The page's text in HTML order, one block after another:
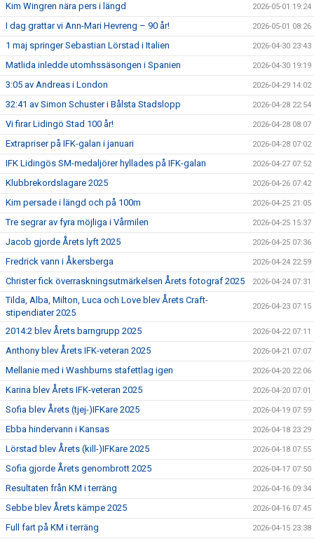
Kim Wingren nära pers i längd 2026-05-01 19:24
I dag grattar vi Ann-Mari Hevreng – 90 år! 2026-05-01 08:26
1 maj springer Sebastian Lörstad i Italien 2026-04-30 23:43
Matlida inledde utomhssäsongen i Spanien 2026-04-30 19:19
3:05 av Andreas i London 2026-04-29 14:02
32:41 av Simon Schuster i Bålsta Stadslopp 2026-04-28 22:54
Vi firar Lidingö Stad 100 år! 2026-04-28 08:07
Extrapriser på IFK-galan i januari 2026-04-28 07:02
IFK Lidingös SM-medaljörer hyllades på IFK-galan 2026-04-27 07:52
Klubbrekordslagare 2025 2026-04-26 07:42
Kim persade i längd och på 100m 2026-04-25 21:05
Tre segrar av fyra möjliga i Vårmilen 2026-04-25 15:37
Jacob gjorde Årets lyft 2025 2026-04-25 07:36
Fredrick vann i Åkersberga 2026-04-24 22:59
Christer fick överraskningsutmärkelsen Årets fotograf 2025 2026-04-24 07:31
Tilda, Alba, Milton, Luca och Love blev Årets Craft-
stipendiater 2025
2026-04-23 07:15
2014:2 blev Årets barngrupp 2025 2026-04-22 07:11
Anthony blev Årets IFK-veteran 2025 2026-04-21 07:07
Mellanie med i Washburns stafettlag igen 2026-04-20 22:06
Karina blev Årets IFK-veteran 2025 2026-04-20 07:01
Sofia blev Årets (tjej-)IFKare 2025 2026-04-19 07:59
Ebba hindervann i Kansas 2026-04-18 23:29
Lörstad blev Årets (kill-)IFKare 2025 2026-04-18 07:55
Sofia gjorde Årets genombrott 2025 2026-04-17 07:50
Resultaten från KM i terräng 2026-04-16 09:34
Sebbe blev Årets kämpe 2025 2026-04-16 07:45
Full fart på KM i terräng 2026-04-15 23:38